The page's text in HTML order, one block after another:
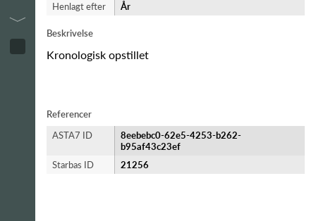
Henlagt efter
År
Beskrivelse
Kronologisk opstillet
Referencer
ASTA7 ID
8eebebc0-62e5-4253-b262-
b95af43c23ef
Starbas ID
21256